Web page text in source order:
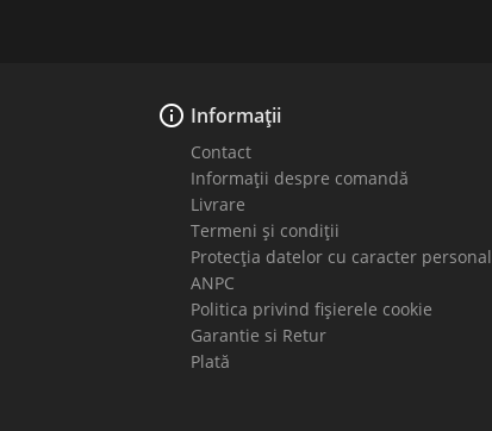
 Informații
Contact
Informații despre comandă
Livrare
Termeni și condiții
Protecția datelor cu caracter personal
ANPC
Politica privind fișierele cookie
Garantie si Retur
Plată